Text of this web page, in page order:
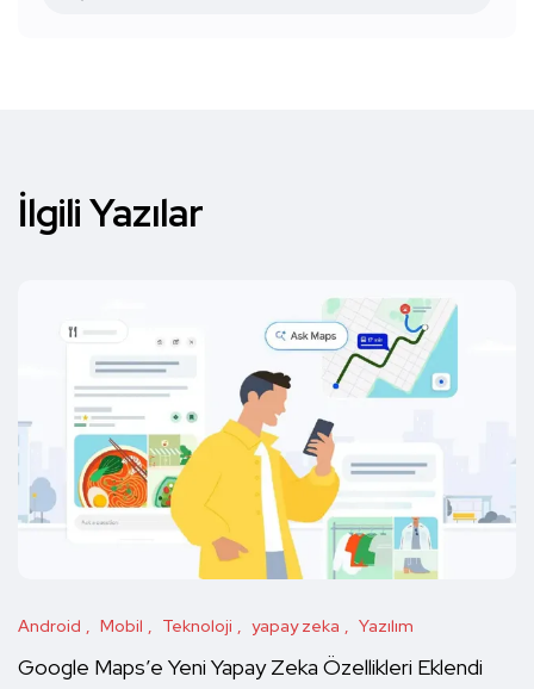
İlgili Yazılar
Android Mobil Teknoloji yapay zeka Yazılım
Google Maps’e Yeni Yapay Zeka Özellikleri Eklendi